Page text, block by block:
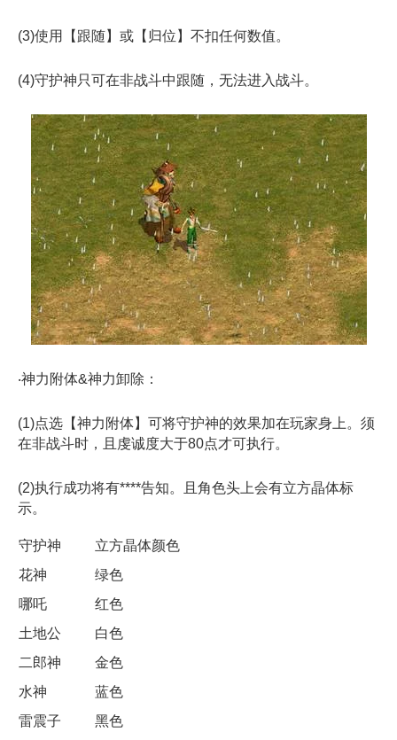
(3)使用【跟随】或【归位】不扣任何数值。
(4)守护神只可在非战斗中跟随，无法进入战斗。
‧神力附体&神力卸除：
(1)点选【神力附体】可将守护神的效果加在玩家身上。须
在非战斗时，且虔诚度大于80点才可执行。
(2)执行成功将有****告知。且角色头上会有立方晶体标
示。
守护神
立方晶体颜色
花神
绿色
哪吒
红色
土地公
白色
二郎神
金色
水神
蓝色
雷震子
黑色